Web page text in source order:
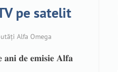
pe satelit
Alfa Omega
𝐝𝐞 𝐞𝐦𝐢𝐬𝐢𝐞 𝐀𝐥𝐟𝐚